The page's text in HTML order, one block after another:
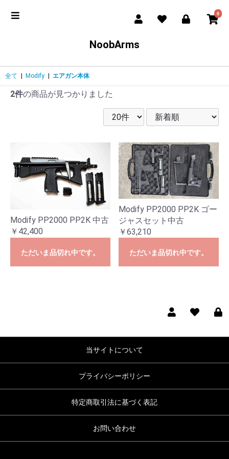
0
NoobArms
全て Modify エアガン本体
2件の商品が見つかりました
Modify PP2000 PP2K 中古
￥42,400
ただいま品切れ中です。
Modify PP2000 PP2K ゴー
ジャスセット中古
￥63,210
ただいま品切れ中です。
当サイトについて
プライバシーポリシー
特定商取引法に基づく表記
お問い合わせ